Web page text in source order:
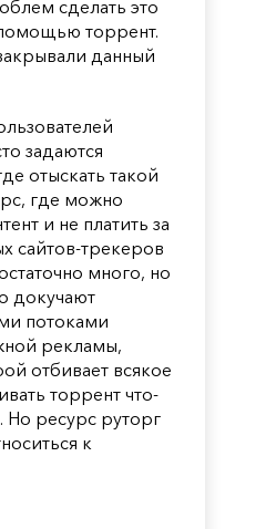
сделать это
торрент.
данный
задаются
отыскать такой
где можно
и не платить за
сайтов-трекеров
много, но
докучают
потоками
рекламы,
отбивает всякое
торрент что-
Но ресурс руторг
к